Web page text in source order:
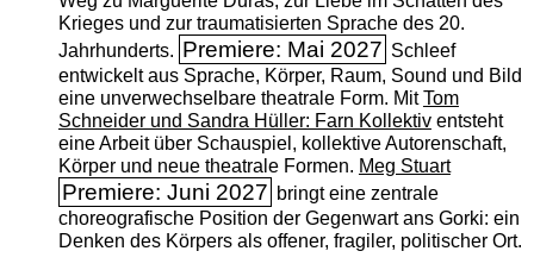
Krieges und zur traumatisierten Sprache des 20.
Jahrhunderts. Premiere: Mai 2027 Schleef
entwickelt aus Sprache, Körper, Raum, Sound und Bild
eine unverwechselbare theatrale Form. MitTom
Schneider und Sandra Hüller: Farn Kollektiventsteht
eine Arbeit über Schauspiel, kollektive Autorenschaft,
Körper und neue theatrale Formen. Meg Stuart
Premiere: Juni 2027 bringt eine zentrale
choreografische Position der Gegenwart ans Gorki: ein
Denken des Körpers als offener, fragiler, politischer Ort.